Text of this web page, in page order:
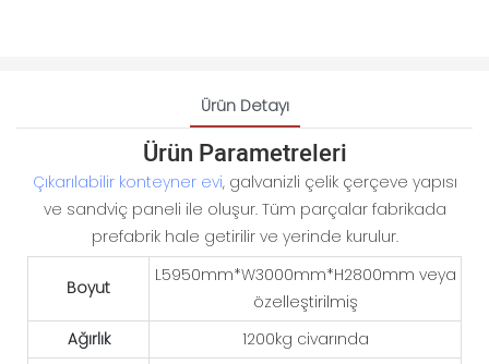
Ürün Detayı
Ürün Parametreleri
Çıkarılabilir konteyner evi, galvanizli çelik çerçeve yapısı
ve sandviç paneli ile oluşur. Tüm parçalar fabrikada
prefabrik hale getirilir ve yerinde kurulur.
Boyut
L5950mm*W3000mm*H2800mm veya
özelleştirilmiş
Ağırlık
1200kg civarında